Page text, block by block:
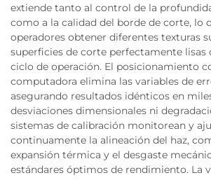
extiende tanto al control de la
como a la calidad del borde de corte, lo
operadores obtener diferentes texturas
superficies de corte perfectamente
ciclo de operación. El posicionamiento
computadora elimina las variables de
asegurando resultados idénticos en
desviaciones dimensionales ni
sistemas de calibración monitorean y
continuamente la alineación del haz,
expansión térmica y el desgaste
estándares óptimos de rendimiento. La